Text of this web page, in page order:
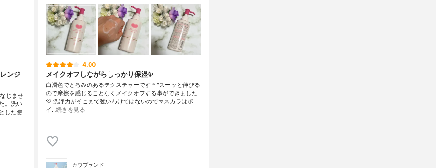
ンジ
じませ
。洗い
した使
4.00
メイクオフしながらしっかり保湿✨
白濁色でとろみのあるテクスチャーです＊°スーッと伸びる
ので摩擦を感じることなくメイクオフする事ができました
♡ 洗浄力がそこまで強いわけではないのでマスカラはポ
イ…続きを見る
カウブランド